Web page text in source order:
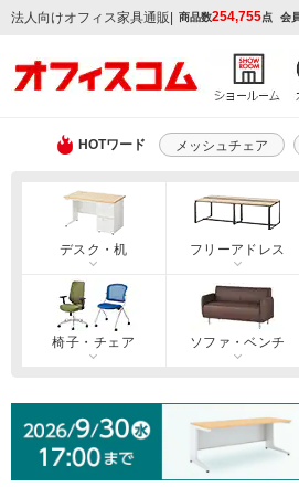
法人向けオフィス家具通販 | 商品数254,755点 会
HOTワード メッシュチェア
デスク・机 フリーアドレス
椅子・チェア ソファ・ベンチ